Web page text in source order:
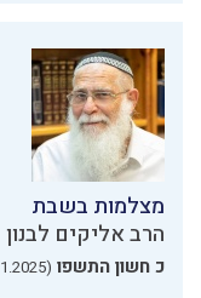
מצלמות בשבת
הרב אליקים לבנון
כ חשון התשפו (11.11.2025)